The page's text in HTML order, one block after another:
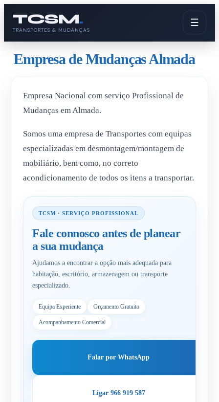
para
conteúdo
TCSM.
TRANSPORTES & MUDANÇAS
☰
Empresa de Mudanças Almada
Empresa Nacional com serviço Profissional de
Mudanças em Almada.
Somos uma empresa de Transportes com equipas
especializadas em desmontagem/montagem de
mobiliário, bem como, no correto
acondicionamento de todos os itens a transportar.
TCSM · SERVIÇO PROFISSIONAL
Fale connosco antes de planear
a sua mudança
Ajudamos a encontrar a opção mais adequada para
habitação, escritório, armazenagem ou transporte
especializado.
Equipa Experiente Orçamento Gratuito
Acompanhamento Comercial
Falar por WhatsApp
Ligar 966 919 587